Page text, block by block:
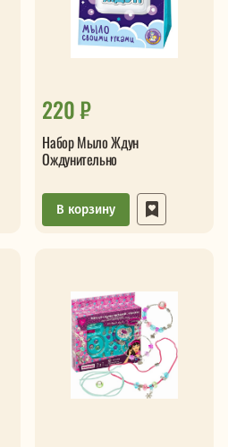
220 ₽
Набор Мыло Ждун
Ождунительно
В корзину